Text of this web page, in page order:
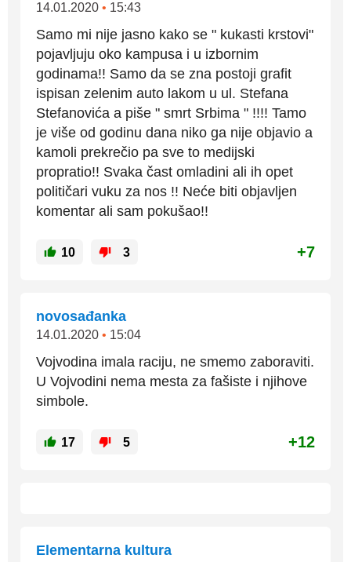
14.01.2020 • 15:43
Samo mi nije jasno kako se " kukasti krstovi"
pojavljuju oko kampusa i u izbornim
godinama!! Samo da se zna postoji grafit
ispisan zelenim auto lakom u ul. Stefana
Stefanovića a piše " smrt Srbima " !!!! Tamo
je više od godinu dana niko ga nije objavio a
kamoli prekrečio pa sve to medijski
propratio!! Svaka čast omladini ali ih opet
političari vuku za nos !! Neće biti objavljen
komentar ali sam pokušao!!
10 3 +7
novosađanka
14.01.2020 • 15:04
Vojvodina imala raciju, ne smemo zaboraviti.
U Vojvodini nema mesta za fašiste i njihove
simbole.
17 5 +12
Elementarna kultura